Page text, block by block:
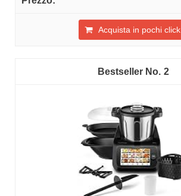
Acquista in pochi click
2